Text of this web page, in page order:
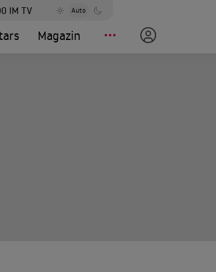
IM TV Auto
Magazin